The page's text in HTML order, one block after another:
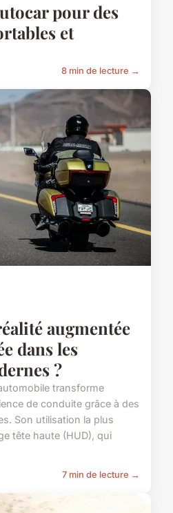
pour des
et
8 min de lecture →
augmentée
dans les
?
transforme
de conduite grâce à des
Son utilisation la plus
tête haute (HUD), qui
7 min de lecture →